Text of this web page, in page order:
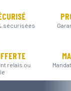
sécurisées
relais ou